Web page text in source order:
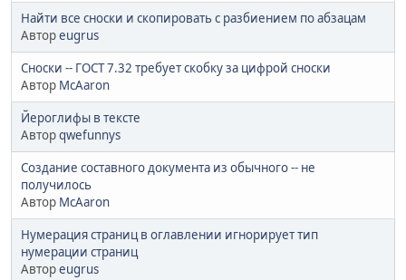
Найти все сноски и скопировать с разбиением по абзацам
Авторeugrus
Сноски -- ГОСТ 7.32 требует скобку за цифрой сноски
Автор McAaron
Йероглифы в тексте
Авторqwefunnys
Создание составного документа из обычного -- не
получилось
Автор McAaron
Нумерация страниц в оглавлении игнорирует тип
нумерации страниц
Авторeugrus